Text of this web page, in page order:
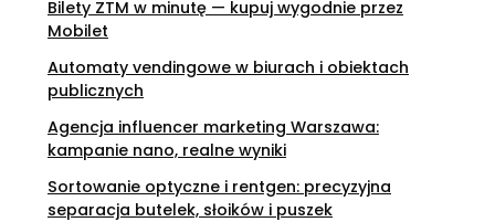
Bilety ZTM w minutę — kupuj wygodnie przez
Mobilet
Automaty vendingowe w biurach i obiektach
publicznych
Agencja influencer marketing Warszawa:
kampanie nano, realne wyniki
Sortowanie optyczne i rentgen: precyzyjna
separacja butelek, słoików i puszek